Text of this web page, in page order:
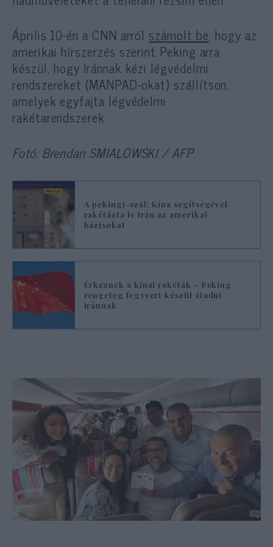
Április 10-én a CNN arról számolt be, hogy az
amerikai hírszerzés szerint Peking arra
készül, hogy Iránnak kézi légvédelmi
rendszereket (MANPAD-okat) szállítson,
amelyek egyfajta légvédelmi
rakétarendszerek.
Fotó: Brendan SMIALOWSKI / AFP
A pekingi-szál: Kína segítségével
rakétázta le Irán az amerikai
bázisokat
Érkeznek a kínai rakéták – Peking
rengeteg fegyvert készül átadni
Iránnak